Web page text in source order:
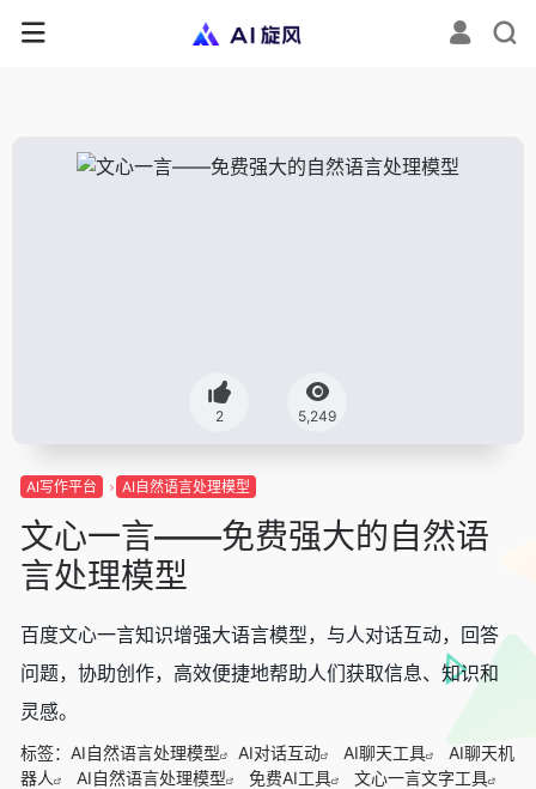
2 5,249
AI写作平台 AI自然语言处理模型
文心一言——免费强大的自然语
言处理模型
百度文心一言知识增强大语言模型，与人对话互动，回答
问题，协助创作，高效便捷地帮助人们获取信息、知识和
灵感。
标签： AI自然语言处理模型 AI对话互动 AI聊天工具
AI聊天机
器人
AI自然语言处理模型 免费AI工具 文心一言文字工具